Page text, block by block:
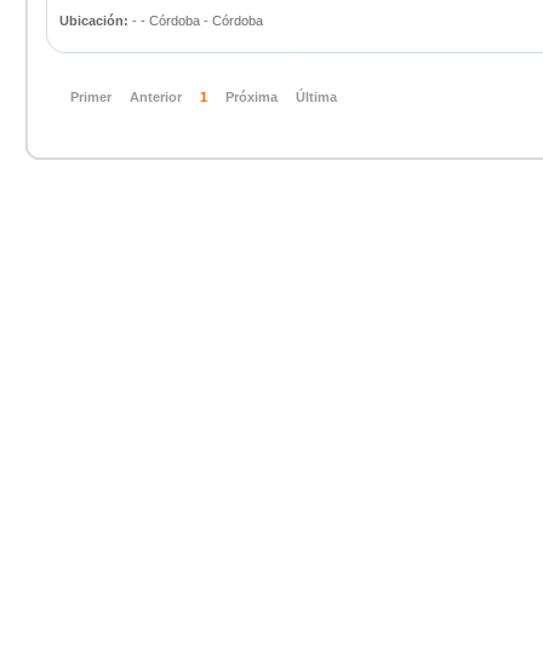
Ubicación: - - Córdoba - Córdoba
Primer Anterior 1 Próxima Última